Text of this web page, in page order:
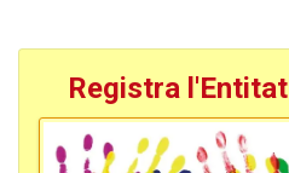
Registra l'Entitat